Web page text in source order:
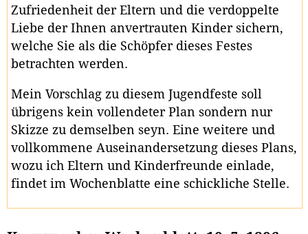
Zufriedenheit der Eltern und die verdoppelte
Liebe der Ihnen anvertrauten Kinder sichern,
welche Sie als die Schöpfer dieses Festes
betrachten werden.
Mein Vorschlag zu diesem Jugendfeste soll
übrigens kein vollendeter Plan sondern nur
Skizze zu demselben seyn. Eine weitere und
vollkommene Auseinandersetzung dieses Plans,
wozu ich Eltern und Kinderfreunde einlade,
findet im Wochenblatte eine schickliche Stelle.